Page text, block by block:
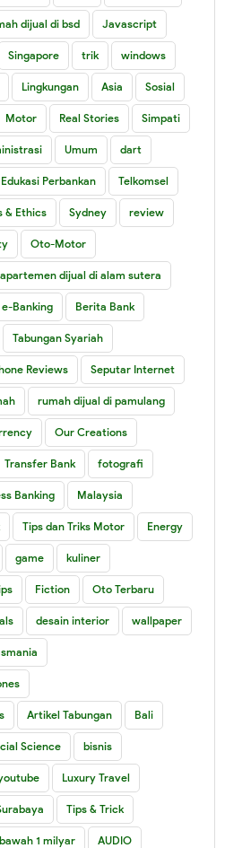
dijual di bsd Javascript
Singapore trik windows
Lingkungan Asia Sosial
Motor Real Stories Simpati
Umum dart
Edukasi Perbankan Telkomsel
& Ethics Sydney review
Oto-Motor
apartemen dijual di alam sutera
e-Banking Berita Bank
Tabungan Syariah
Reviews Seputar Internet
rumah dijual di pamulang
Our Creations
Transfer Bank fotografi
Banking Malaysia
Tips dan Triks Motor Energy
game kuliner
Fiction Oto Terbaru
desain interior wallpaper
Artikel Tabungan Bali
Science bisnis
Luxury Travel
Tips & Trick
1 milyar AUDIO